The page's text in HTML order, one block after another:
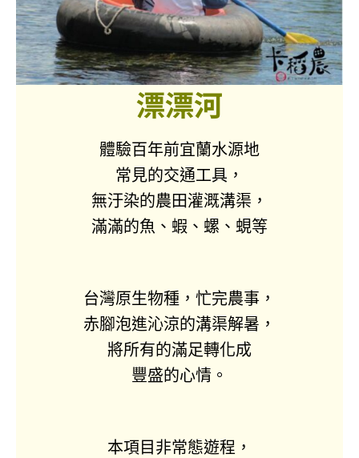
漂漂河
體驗百年前宜蘭水源地
常見的交通工具，
無汙染的農田灌溉溝渠，
滿滿的魚、蝦、螺、蜆等
台灣原生物種，忙完農事，
赤腳泡進沁涼的溝渠解暑，
將所有的滿足轉化成
豐盛的心情。
本項目非常態遊程，